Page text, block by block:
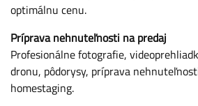
optimálnu cenu.
Príprava nehnuteľnosti na predaj
Profesionálne fotografie,
dronu, pôdorysy, príprava
homestaging.